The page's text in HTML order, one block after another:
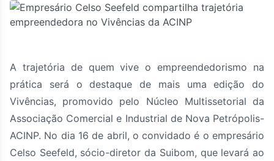
A trajetória de quem vive o empreendedorismo na
prática será o destaque de mais uma edição do
Vivências, promovido pelo Núcleo Multissetorial da
Associação Comercial e Industrial de Nova Petrópolis-
ACINP. No dia 16 de abril, o convidado é o empresário
Celso Seefeld, sócio-diretor da Suibom, que levará ao